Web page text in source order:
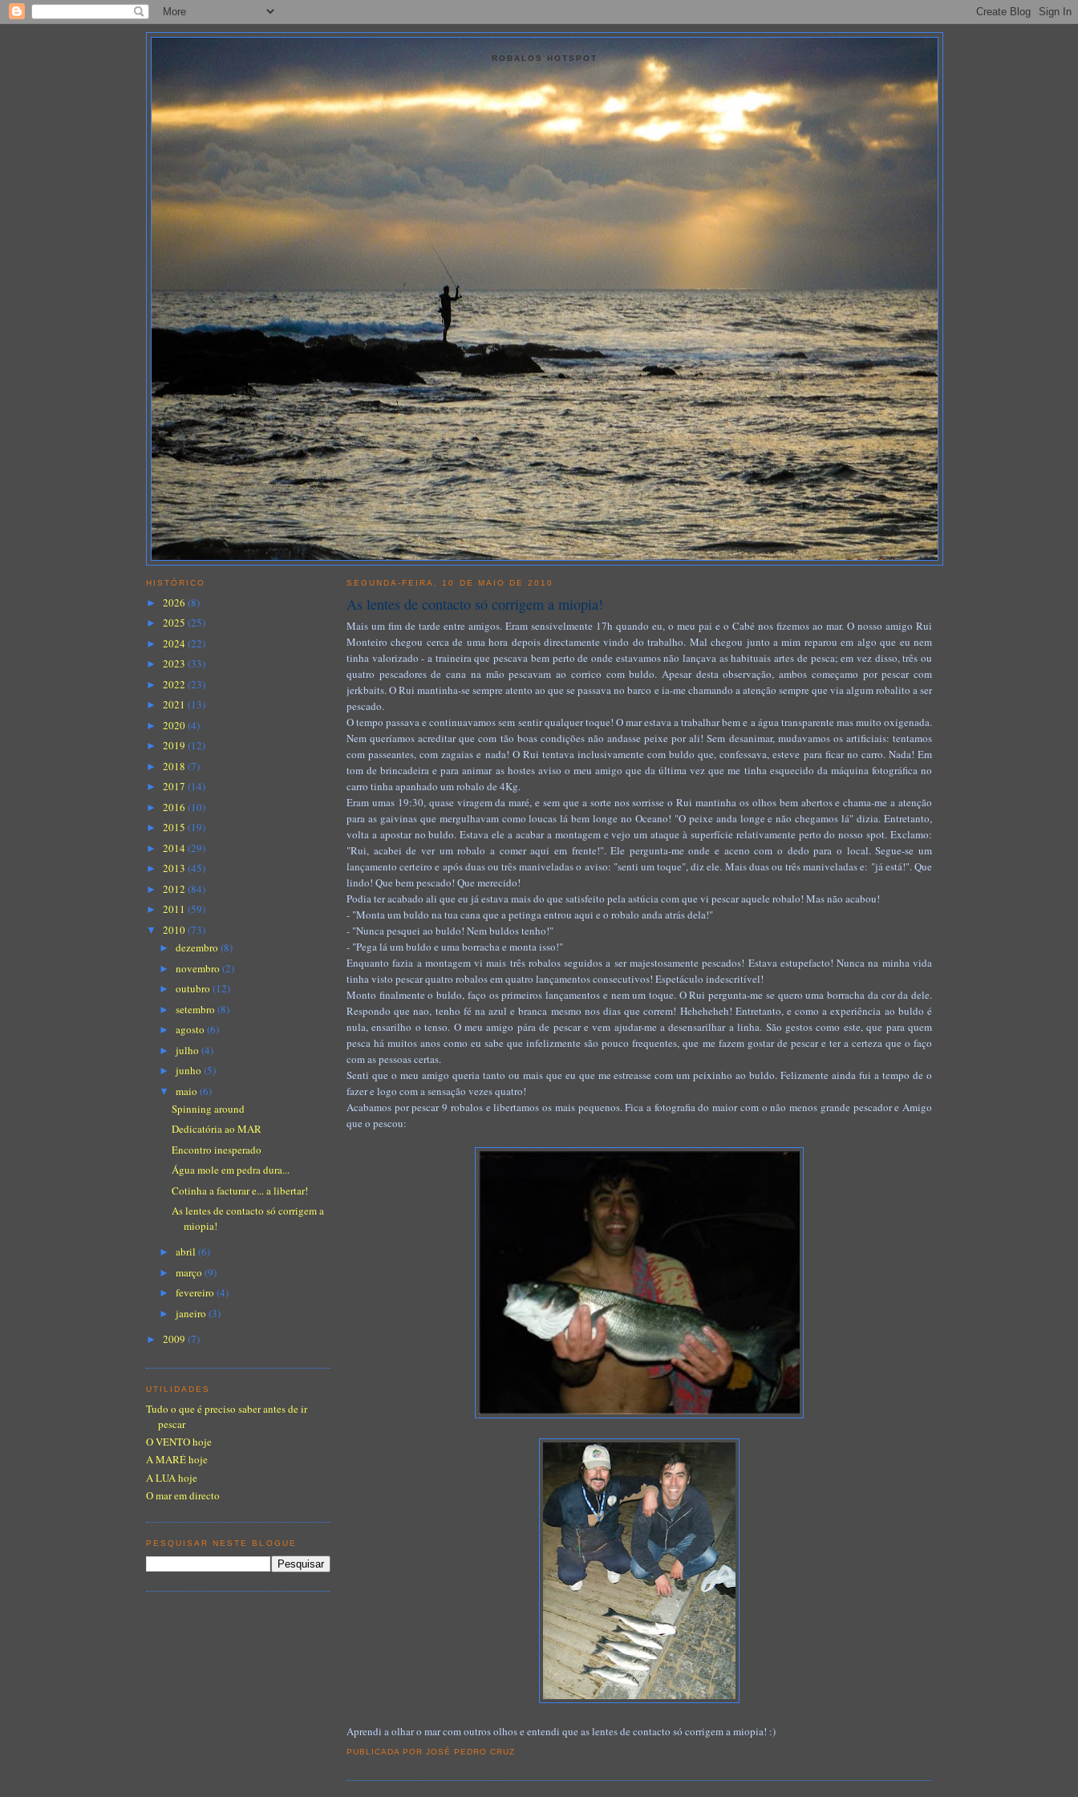
ROBALOS HOTSPOT
SEGUNDA-FEIRA, 10 DE MAIO DE 2010
As lentes de contacto só corrigem a miopia!
Mais um fim de tarde entre amigos. Eram sensivelmente 17h quando eu, o meu pai e o Cabé nos fizemos ao mar. O nosso amigo Rui
Monteiro chegou cerca de uma hora depois directamente vindo do trabalho. Mal chegou junto a mim reparou em algo que eu nem
tinha valorizado - a traineira que pescava bem perto de onde estavamos não lançava as habituais artes de pesca; em vez disso, três ou
quatro pescadores de cana na mão pescavam ao corrico com buldo. Apesar desta observação, ambos começamo por pescar com
jerkbaits. O Rui mantinha-se sempre atento ao que se passava no barco e ia-me chamando a atenção sempre que via algum robalito a ser
pescado.
O tempo passava e continuavamos sem sentir qualquer toque! O mar estava a trabalhar bem e a água transparente mas muito oxigenada.
Nem queríamos acreditar que com tão boas condições não andasse peixe por ali! Sem desanimar, mudavamos os artificiais: tentamos
com passeantes, com zagaias e nada! O Rui tentava inclusivamente com buldo que, confessava, esteve para ficar no carro. Nada! Em
tom de brincadeira e para animar as hostes aviso o meu amigo que da última vez que me tinha esquecido da máquina fotográfica no
carro tinha apanhado um robalo de 4Kg.
Eram umas 19:30, quase viragem da maré, e sem que a sorte nos sorrisse o Rui mantinha os olhos bem abertos e chama-me a atenção
para as gaivinas que mergulhavam como loucas lá bem longe no Oceano! "O peixe anda longe e não chegamos lá" dizia. Entretanto,
volta a apostar no buldo. Estava ele a acabar a montagem e vejo um ataque à superfície relativamente perto do nosso spot. Exclamo:
"Rui, acabei de ver um robalo a comer aqui em frente!". Ele pergunta-me onde e aceno com o dedo para o local. Segue-se um
lançamento certeiro e após duas ou três maniveladas o aviso: "senti um toque", diz ele. Mais duas ou três maniveladas e: "já está!". Que
lindo! Que bem pescado! Que merecido!
Podia ter acabado ali que eu já estava mais do que satisfeito pela astúcia com que vi pescar aquele robalo! Mas não acabou!
- "Monta um buldo na tua cana que a petinga entrou aqui e o robalo anda atrás dela!"
- "Nunca pesquei ao buldo! Nem buldos tenho!"
- "Pega lá um buldo e uma borracha e monta isso!"
Enquanto fazia a montagem vi mais três robalos seguidos a ser majestosamente pescados! Estava estupefacto! Nunca na minha vida
tinha visto pescar quatro robalos em quatro lançamentos consecutivos! Espetáculo indescritível!
Monto finalmente o buldo, faço os primeiros lançamentos e nem um toque. O Rui pergunta-me se quero uma borracha da cor da dele.
Respondo que nao, tenho fé na azul e branca mesmo nos dias que correm! Heheheheh! Entretanto, e como a experiência ao buldo é
nula, ensarilho o tenso. O meu amigo pára de pescar e vem ajudar-me a desensarilhar a linha. São gestos como este, que para quem
pesca há muitos anos como eu sabe que infelizmente são pouco frequentes, que me fazem gostar de pescar e ter a certeza que o faço
com as pessoas certas.
Senti que o meu amigo queria tanto ou mais que eu que me estreasse com um peixinho ao buldo. Felizmente ainda fui a tempo de o
fazer e logo com a sensação vezes quatro!
Acabamos por pescar 9 robalos e libertamos os mais pequenos. Fica a fotografia do maior com o não menos grande pescador e Amigo
que o pescou:
Aprendi a olhar o mar com outros olhos e entendi que as lentes de contacto só corrigem a miopia! :)
PUBLICADA PORJOSÉ PEDRO CRUZ
HISTÓRICO
► 2026 (8)
► 2025 (25)
► 2024 (22)
► 2023 (33)
► 2022 (23)
► 2021 (13)
► 2020(4)
► 2019 (12)
► 2018 (7)
► 2017 (14)
► 2016 (10)
► 2015 (19)
► 2014 (29)
► 2013 (45)
► 2012 (84)
► 2011 (59)
▼ 2010(73)
► dezembro (8)
► novembro (2)
► outubro (12)
► setembro (8)
► agosto (6)
► julho (4)
► junho (5)
▼ maio (6)
Spinning around
Dedicatória ao MAR
Encontro inesperado
Água mole em pedra dura...
Cotinha a facturar e... a libertar!
As lentes de contacto só corrigem a
miopia!
► abril (6)
► março (9)
► fevereiro (4)
► janeiro (3)
► 2009 (7)
UTILIDADES
Tudo o que é preciso saber antes de ir
pescar
O VENTO hoje
A MARÉ hoje
A LUA hoje
O mar em directo
PESQUISAR NESTE BLOGUE